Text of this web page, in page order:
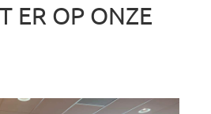
ER OP ONZE